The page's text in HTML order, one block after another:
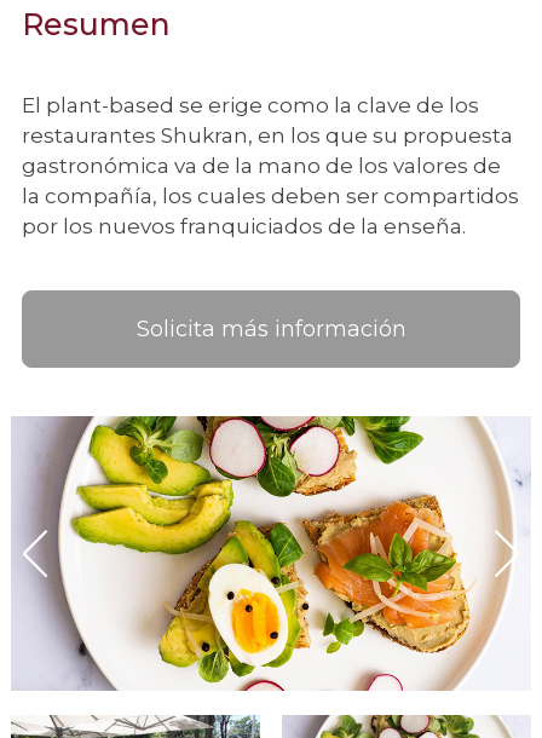
Resumen
El plant-based se erige como la clave de los
restaurantes Shukran, en los que su propuesta
gastronómica va de la mano de los valores de
la compañía, los cuales deben ser compartidos
por los nuevos franquiciados de la enseña.
Solicita más información